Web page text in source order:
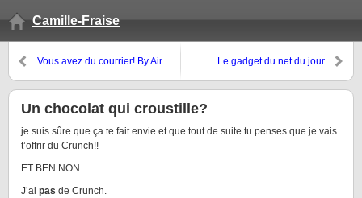
Camille-Fraise
Vous avez du courrier! By Air
Le gadget du net du jour
Un chocolat qui croustille?
je suis sûre que ça te fait envie et que tout de suite tu penses que je vais
t’offrir du Crunch!!
ET BEN NON.
J’ai pas de Crunch.